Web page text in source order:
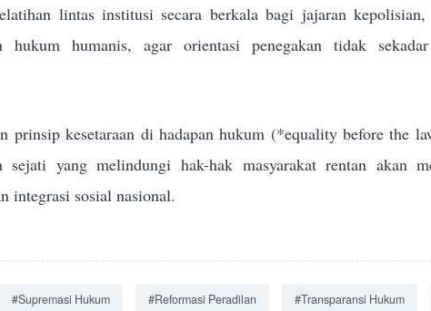
lintas institusi secara berkala bagi jajaran
hukum humanis, agar orientasi penegakan tidak
prinsip kesetaraan di hadapan hukum (*equality before the
sejati yang melindungi hak-hak masyarakat rentan akan
integrasi sosial nasional.
#Supremasi Hukum #Reformasi Peradilan #Transparansi Hukum